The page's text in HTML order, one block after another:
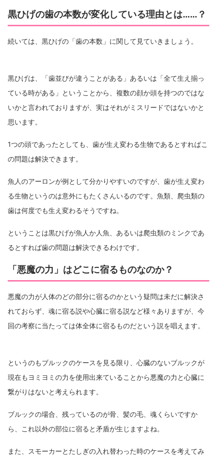
黒ひげの歯の本数が変化している理由とは……？
続いては、黒ひげの「歯の本数」に関して見ていきましょう。
黒ひげは、「歯並びが違うことがある」あるいは「全て生え揃っ
ている時がある」ということから、複数の顔か頭を持つのではな
いかと言われておりますが、実はそれがミスリードではないかと
思います。
1つの頭であったとしても、歯が生え変わる生物であるとすればこ
の問題は解決できます。
魚人のアーロンが例として分かりやすいのですが、歯が生え変わ
る生物というのは意外にもたくさんいるのです。魚類、爬虫類の
歯は何度でも生え変わるそうですね。
ということは黒ひげが魚人か人魚、あるいは爬虫類のミンクであ
るとすれば歯の問題は解決できるわけです。
「悪魔の力」はどこに宿るものなのか？
悪魔の力が人体のどの部分に宿るのかという疑問は未だに解決さ
れておらず、魂に宿る説や心臓に宿る説など様々ありますが、今
回の考察に当たっては体全体に宿るものだという説を唱えます。
というのもブルックのケースを見る限り、心臓のないブルックが
現在もヨミヨミの力を使用出来ていることから悪魔の力と心臓に
繋がりはないと考えられます。
ブルックの場合、残っているのが骨、髪の毛、魂くらいですか
ら、これ以外の部位に宿ると矛盾が生じますよね。
また、スモーカーとたしぎの入れ替わった時のケースを考えてみ